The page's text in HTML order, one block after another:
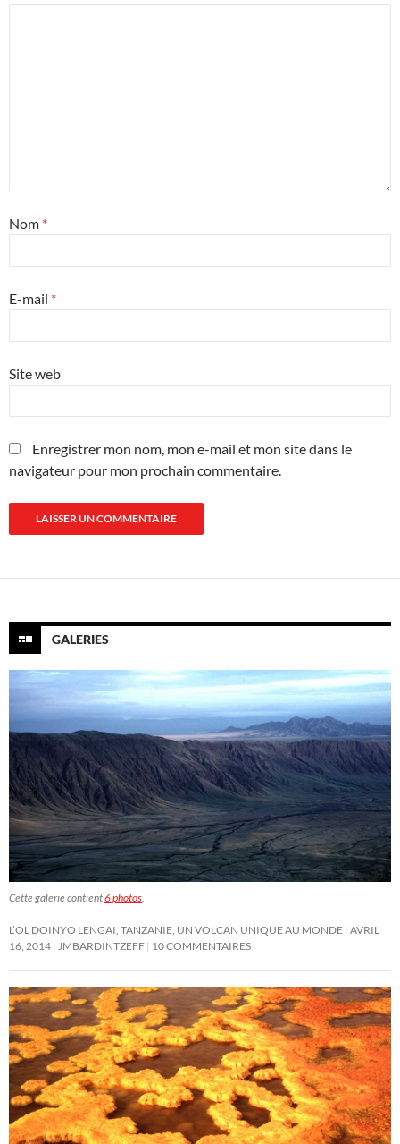
Nom *
E-mail *
Site web
Enregistrer mon nom, mon e-mail et mon site dans le
navigateur pour mon prochain commentaire.
GALERIES
Cette galerie contient6 photos
L’OL DOINYO LENGAI, TANZANIE, UN VOLCAN UNIQUE AU MONDE AVRIL
16, 2014
JMBARDINTZEFF 10 COMMENTAIRES